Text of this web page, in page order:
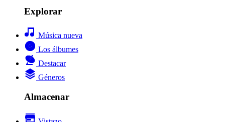
Explorar
Música nueva
Los álbumes
Destacar
Géneros
Almacenar